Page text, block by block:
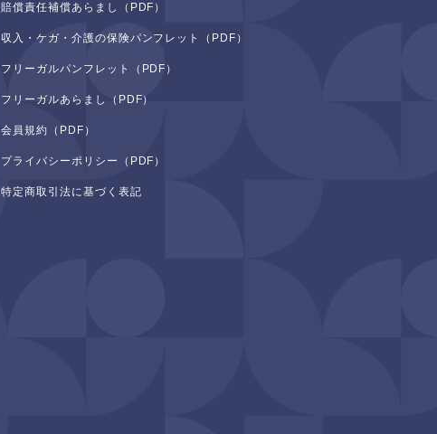
賠償責任補償あらまし（PDF）
収入・ケガ・介護の保険パンフレット（PDF）
フリーガルパンフレット（PDF）
フリーガルあらまし（PDF）
会員規約（PDF）
プライバシーポリシー（PDF）
特定商取引法に基づく表記